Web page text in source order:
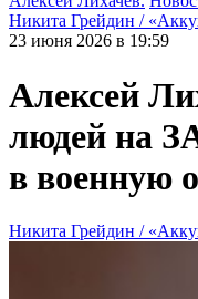
Никита Грейдин /
23 июня 2026 в 19:59
Алексей
людей на
в военную
Никита Грейдин /